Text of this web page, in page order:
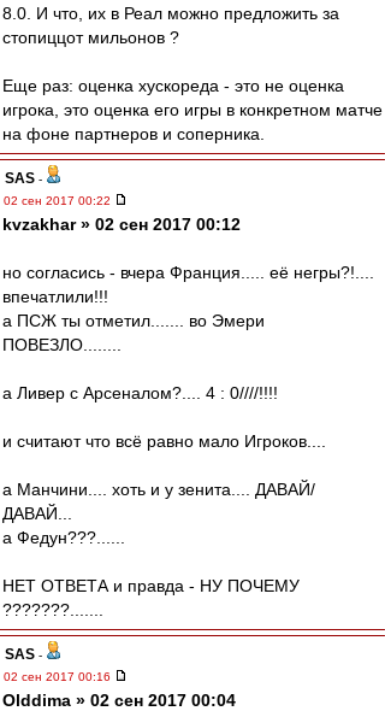
8.0. И что, их в Реал можно предложить за
стопиццот мильонов ?
Еще раз: оценка хускореда - это не оценка
игрока, это оценка его игры в конкретном матче
на фоне партнеров и соперника.
SAS -
02 сен 2017 00:22
kvzakhar » 02 сен 2017 00:12
но согласись - вчера Франция..... её негры?!....
впечатлили!!!
а ПСЖ ты отметил....... во Эмери
ПОВЕЗЛО........
а Ливер с Арсеналом?.... 4 : 0////!!!!
и считают что всё равно мало Игроков....
а Манчини.... хоть и у зенита.... ДАВАЙ/
ДАВАЙ...
а Федун???......
НЕТ ОТВЕТА и правда - НУ ПОЧЕМУ
???????.......
SAS -
02 сен 2017 00:16
Olddima » 02 сен 2017 00:04